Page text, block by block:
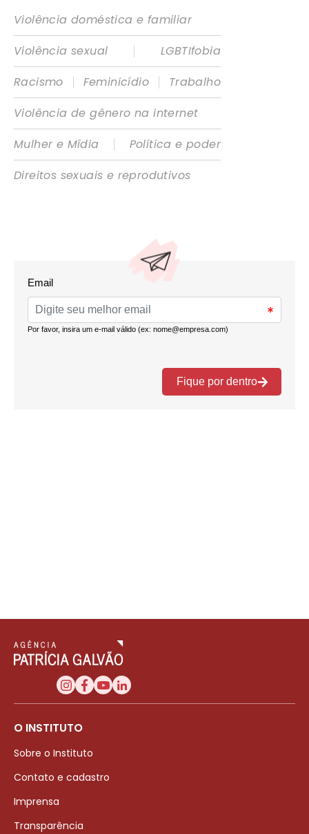
Violência doméstica e familiar
Violência sexual
|
LGBTIfobia
Racismo
| Feminicídio |
Trabalho
Violência de gênero na internet
Mulher e Mídia
|
Política e poder
Direitos sexuais e reprodutivos
O INSTITUTO
Sobre o Instituto
Contato e cadastro
Imprensa
Transparência